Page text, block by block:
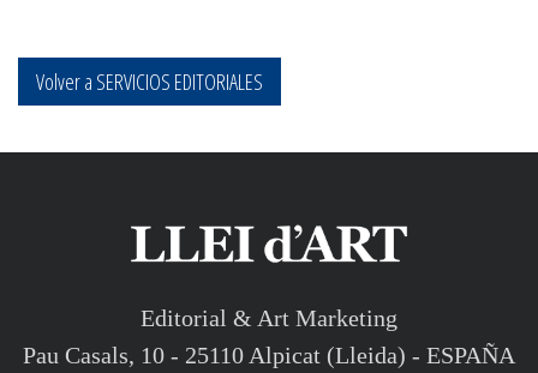
Volver a SERVICIOS EDITORIALES
Editorial & Art Marketing
Pau Casals, 10 - 25110 Alpicat (Lleida) - ESPAÑA